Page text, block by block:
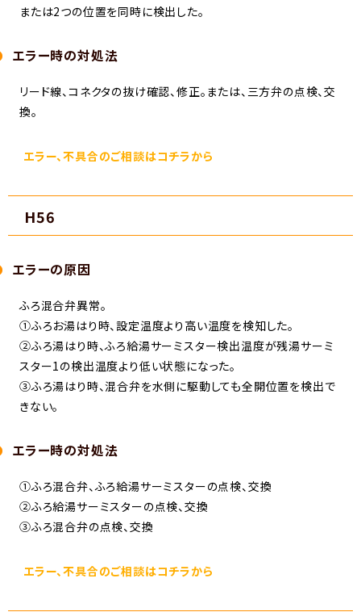
または2つの位置を同時に検出した。
エラー時の対処法
リード線、コネクタの抜け確認、修正。または、三方弁の点検、交
換。
エラー、不具合のご相談はコチラから
H56
エラーの原因
ふろ混合弁異常。
①ふろお湯はり時、設定温度より高い温度を検知した。
②ふろ湯はり時、ふろ給湯サーミスター検出温度が残湯サーミ
スター1の検出温度より低い状態になった。
③ふろ湯はり時、混合弁を水側に駆動しても全開位置を検出で
きない。
エラー時の対処法
①ふろ混合弁、ふろ給湯サーミスターの点検、交換
②ふろ給湯サーミスターの点検、交換
③ふろ混合弁の点検、交換
エラー、不具合のご相談はコチラから